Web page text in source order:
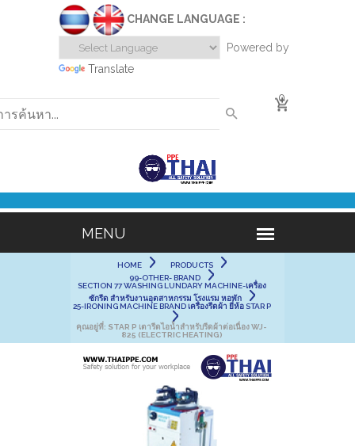
CHANGE LANGUAGE :
Powered by
Translate
0
HOME
PRODUCTS
99-OTHER- BRAND
SECTION 77 WASHING LUNDARY MACHINE-เครื่อง
ซักรีด สำหรับงานอุตสาหกรรม โรงแรม หอพัก
25-IRONING MACHINE BRAND เครื่องรีดผ้า ยี่ห้อ STAR P
คุณอยู่ที่: STAR P เตารีดไอน้ำสำหรับรีดผ้าต่อเนื่อง WJ-
825 (ELECTRIC HEATING)